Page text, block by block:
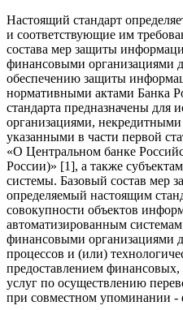
Настоящий стандарт
и соответствующие им
состава мер защиты
финансовыми организациями
обеспечению защиты
нормативными актами Банка
стандарта предназначены для
организациями,
указанными в части первой
«О Центральном банке
России)» [1], а также
системы. Базовый состав мер
определяемый настоящим
совокупности объектов
автоматизированным
финансовыми организациями
процессов и (или)
предоставлением финансовых,
услуг по осуществлению
при совместном упоминании -